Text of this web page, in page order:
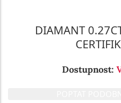
DIAMANT
Dostupnost: